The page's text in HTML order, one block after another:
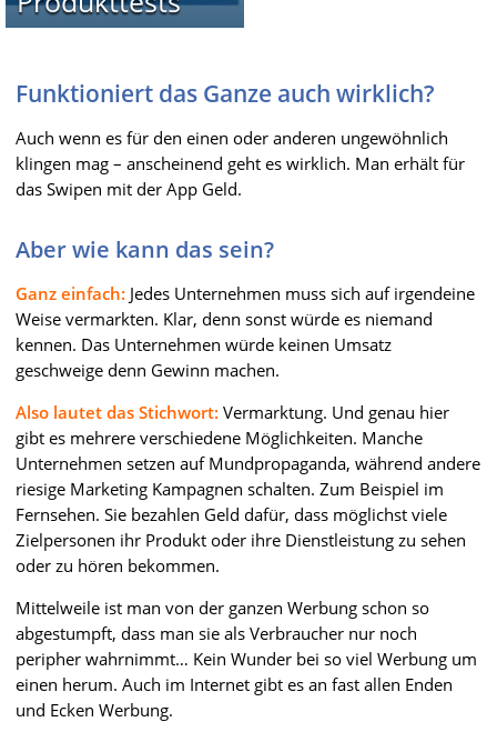
Funktioniert das Ganze auch wirklich?
Auch wenn es für den einen oder anderen ungewöhnlich
klingen mag – anscheinend geht es wirklich. Man erhält für
das Swipen mit der App Geld.
Aber wie kann das sein?
Ganz einfach: Jedes Unternehmen muss sich auf irgendeine
Weise vermarkten. Klar, denn sonst würde es niemand
kennen. Das Unternehmen würde keinen Umsatz
geschweige denn Gewinn machen.
Also lautet das Stichwort: Vermarktung. Und genau hier
gibt es mehrere verschiedene Möglichkeiten. Manche
Unternehmen setzen auf Mundpropaganda, während andere
riesige Marketing Kampagnen schalten. Zum Beispiel im
Fernsehen. Sie bezahlen Geld dafür, dass möglichst viele
Zielpersonen ihr Produkt oder ihre Dienstleistung zu sehen
oder zu hören bekommen.
Mittelweile ist man von der ganzen Werbung schon so
abgestumpft, dass man sie als Verbraucher nur noch
peripher wahrnimmt… Kein Wunder bei so viel Werbung um
einen herum. Auch im Internet gibt es an fast allen Enden
und Ecken Werbung.